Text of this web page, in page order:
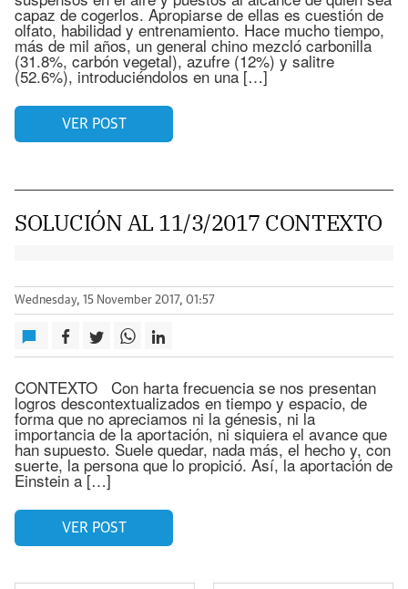
capaz de cogerlos. Apropiarse de ellas es cuestión de
olfato, habilidad y entrenamiento. Hace mucho tiempo,
más de mil años, un general chino mezcló carbonilla
(31.8%, carbón vegetal), azufre (12%) y salitre
(52.6%), introduciéndolos en una […]
VER POST
SOLUCIÓN AL 11/3/2017 CONTEXTO
Wednesday, 15 November 2017, 01:57
CONTEXTO Con harta frecuencia se nos presentan
logros descontextualizados en tiempo y espacio, de
forma que no apreciamos ni la génesis, ni la
importancia de la aportación, ni siquiera el avance que
han supuesto. Suele quedar, nada más, el hecho y, con
suerte, la persona que lo propició. Así, la aportación de
Einstein a […]
VER POST